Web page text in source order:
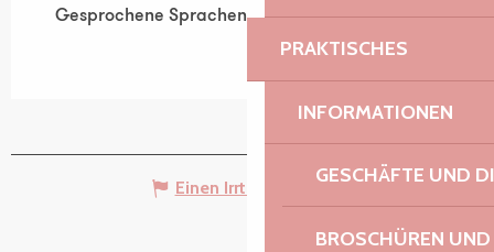
PRAKTISCHES
INFORMATIONEN
GESCHÄFTE UND
BROSCHÜREN
Gesprochene Sprachen
Gesprochene Sprachen
Einen Irrtum angeben